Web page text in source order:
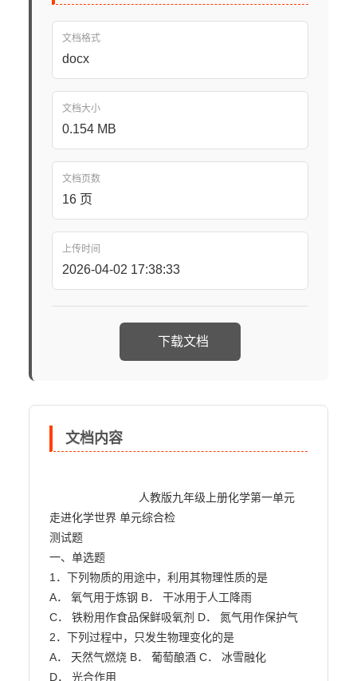
文档格式
docx
文档大小
0.154 MB
文档页数
16 页
上传时间
2026-04-02 17:38:33
下载文档
文档内容